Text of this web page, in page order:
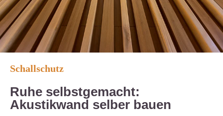
Schallschutz
Ruhe selbstgemacht:
Akustikwand selber bauen